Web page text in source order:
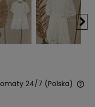
24/7 (Polska)
płatności